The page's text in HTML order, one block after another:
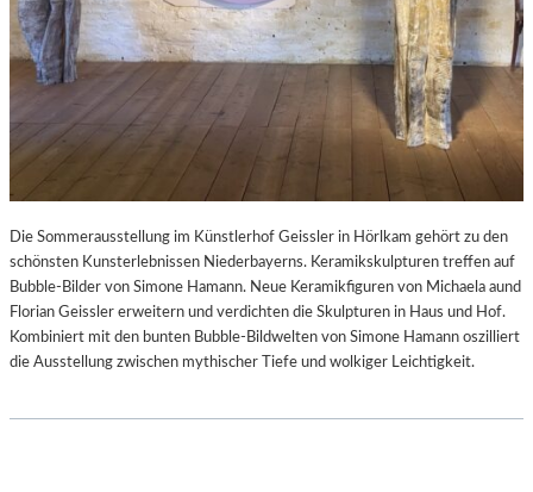
Die Sommerausstellung im Künstlerhof Geissler in Hörlkam gehört zu den
schönsten Kunsterlebnissen Niederbayerns. Keramikskulpturen treffen auf
Bubble-Bilder von Simone Hamann. Neue Keramikfiguren von Michaela aund
Florian Geissler erweitern und verdichten die Skulpturen in Haus und Hof.
Kombiniert mit den bunten Bubble-Bildwelten von Simone Hamann oszilliert
die Ausstellung zwischen mythischer Tiefe und wolkiger Leichtigkeit.